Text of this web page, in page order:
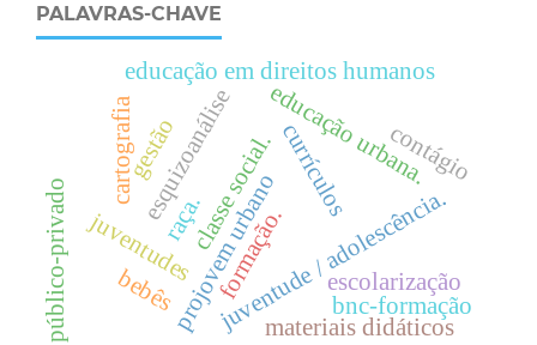
PALAVRAS-CHAVE
currículos
projovem urbano
juventude / adolescência.
e
d
u
c
a
ç
ã
o
u
r
b
a
n
a
.
c
l
a
s
s
e
s
o
c
i
a
l
.
raça.
gestão
juventudes escolarização
educação em direitos humanos
materiais didáticos
público-privado
esquizoanálise
formação.
bebês
contágio
cartografia
bnc-formação